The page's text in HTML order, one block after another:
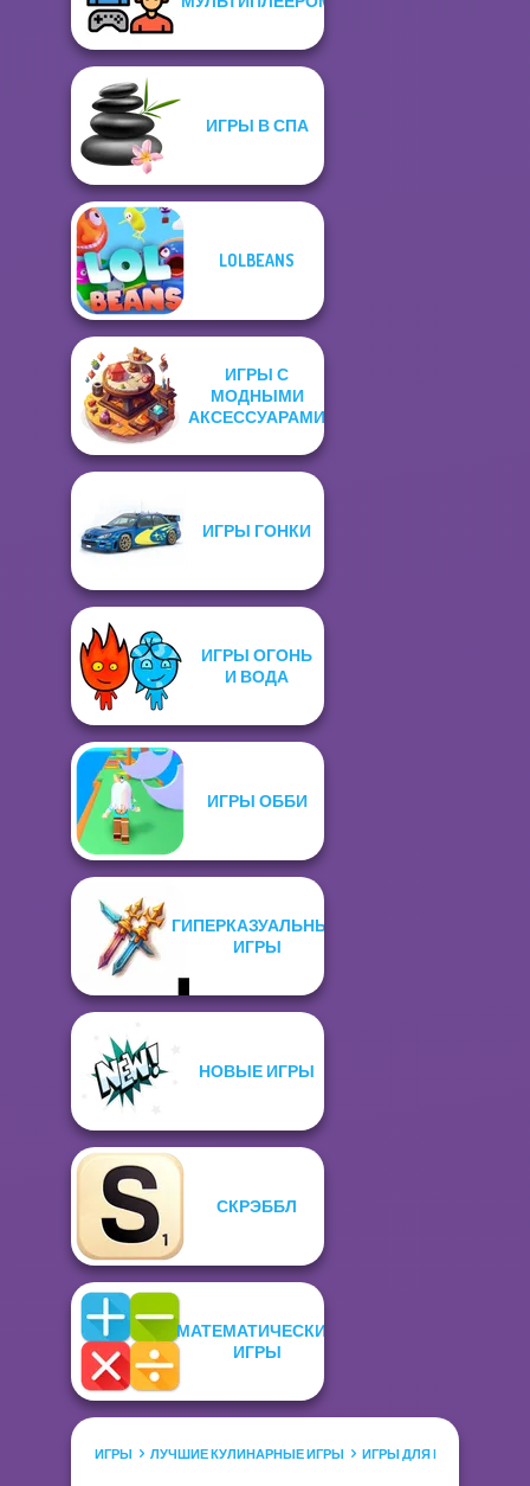
ИГРЫ В СПА
LOLBEANS
ИГРЫ С
МОДНЫМИ
АКСЕССУАРАМИ
ИГРЫ ГОНКИ
ИГРЫ ОГОНЬ
И ВОДА
ИГРЫ ОББИ
ГИПЕРКАЗУАЛЬНЫЕ
ИГРЫ
НОВЫЕ ИГРЫ
СКРЭББЛ
МАТЕМАТИЧЕСКИЕ
ИГРЫ
ИГРЫ ЛУЧШИЕ КУЛИНАРНЫЕ ИГРЫ ИГРЫ ДЛЯ ВЫПЕЧКИ